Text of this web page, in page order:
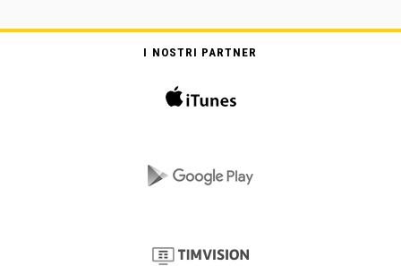
I NOSTRI PARTNER